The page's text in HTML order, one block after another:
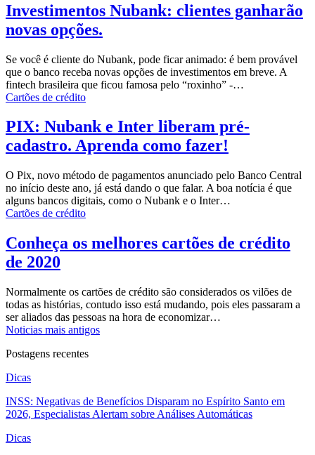
Investimentos Nubank: clientes ganharão
novas opções.
Se você é cliente do Nubank, pode ficar animado: é bem provável
que o banco receba novas opções de investimentos em breve. A
fintech brasileira que ficou famosa pelo “roxinho” -…
Cartões de crédito
PIX: Nubank e Inter liberam pré-
cadastro. Aprenda como fazer!
O Pix, novo método de pagamentos anunciado pelo Banco Central
no início deste ano, já está dando o que falar. A boa notícia é que
alguns bancos digitais, como o Nubank e o Inter…
Cartões de crédito
Conheça os melhores cartões de crédito
de 2020
Normalmente os cartões de crédito são considerados os vilões de
todas as histórias, contudo isso está mudando, pois eles passaram a
ser aliados das pessoas na hora de economizar…
Noticias mais antigos
Postagens recentes
Dicas
INSS: Negativas de Benefícios Disparam no Espírito Santo em
2026, Especialistas Alertam sobre Análises Automáticas
Dicas